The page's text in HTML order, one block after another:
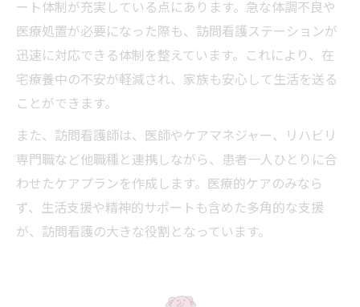
ート体制が充実している点にあります。急な体調不良や
医療処置が必要になった際も、訪問看護ステーションが
迅速に対応できる体制を整えています。これにより、在
宅療養中の不安が軽減され、家族も安心して生活を送る
ことができます。
また、訪問看護師は、医師やケアマネジャー、リハビリ
専門職など他職種と連携しながら、患者一人ひとりに合
わせたケアプランを作成します。医療的ケアのみなら
ず、生活支援や精神的サポートも含めた多角的な支援
が、訪問看護の大きな役割となっています。